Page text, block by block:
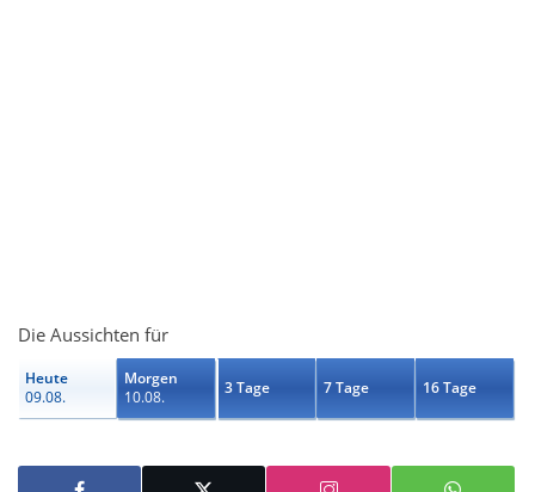
Die Aussichten für
Heute
09.08.
Morgen
10.08.
3 Tage 7 Tage 16 Tage